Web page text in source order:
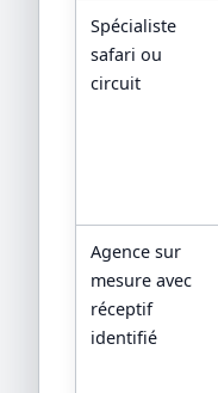
Spécialiste
safari ou
circuit
Agence sur
mesure avec
réceptif
identifié